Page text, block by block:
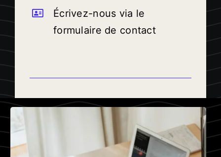
Écrivez-nous via le
formulaire de contact